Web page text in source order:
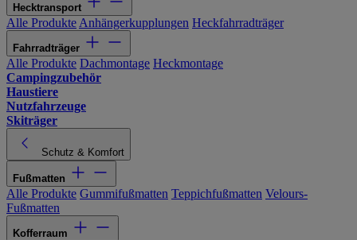
Hecktransport
Alle Produkte Anhängerkupplungen Heckfahrradträger
Fahrradträger
Alle Produkte Dachmontage Heckmontage
Campingzubehör
Haustiere
Nutzfahrzeuge
Skiträger
Schutz & Komfort
Fußmatten
Alle Produkte Gummifußmatten Teppichfußmatten Velours-
Fußmatten
Kofferraum